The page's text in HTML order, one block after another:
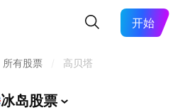
开始
所有股票 高贝塔
冰岛股票